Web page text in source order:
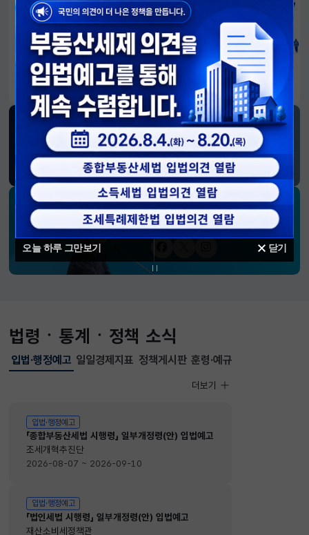
오늘 하루 그만보기 닫기
알림판
국민이 만든 대전환의 길-회복과 도약, 모두의 1년
재정경제부 SNS 소식
블로그페이스북트위터(X)유튜브인스타그램
소통하는 경제 리더 구윤철 장관의
SNS 채널
법령ㆍ통계ㆍ정책 소식
입법·행정예고
선택됨
입법·행정예고
입법·행정예고
「종합부동산세법 시행령」 일부개정령(안) 입법예고
조세개혁추진단
2026-08-07 ~ 2026-09-10
입법·행정예고
「법인세법 시행령」 일부개정령(안) 입법예고
재산소비세정책관
입법·행정예고
더보기
일일경제지표 정책게시판 훈령·예규